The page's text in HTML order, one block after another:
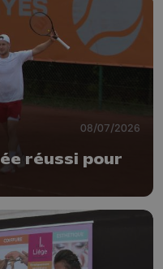
08/07/2026
réussi pour